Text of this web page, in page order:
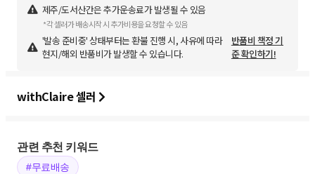
제주/도서산간은 추가운송료가 발생될 수 있음
*각 셀러가 배송시작 시 추가비용을 요청할 수 있음
'발송 준비중' 상태부터는 환불 진행 시, 사유에 따라
현지/해외 반품비가 발생할 수 있습니다.
반품비 책정 기
준 확인하기!
withClaire 셀러
관련 추천 키워드
#무료배송